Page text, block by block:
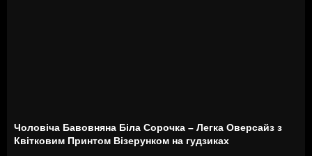
Чоловіча Бавовняна Біла Сорочка – Легка Оверсайз з
Квітковим Принтом Візерунком на гудзиках